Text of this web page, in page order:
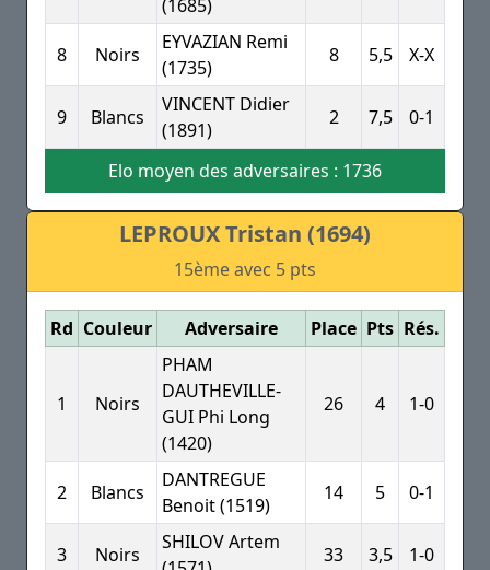
Elo moyen des adversaires : 1736
(1685)
8 Noirs
EYVAZIAN Remi
(1735)
8 5,5 X-X
9 Blancs
VINCENT Didier
(1891)
2 7,5 0-1
LEPROUX Tristan (1694)
15ème avec 5 pts
Rd Couleur Adversaire Place Pts Rés.
1 Noirs
PHAM
DAUTHEVILLE-
GUI Phi Long
(1420)
26 4 1-0
2 Blancs
DANTREGUE
Benoit (1519)
14 5 0-1
3 Noirs
SHILOV Artem
33 3,5 1-0